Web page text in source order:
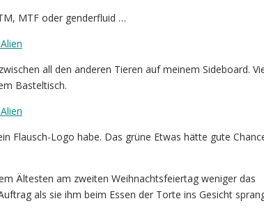
MTF oder genderfluid …
all den anderen Tieren auf meinem Sideboard.
Basteltisch.
Flausch-Logo habe. Das grüne Etwas hätte gute
Ältesten am zweiten Weihnachtsfeiertag weniger das
als sie ihm beim Essen der Torte ins Gesicht